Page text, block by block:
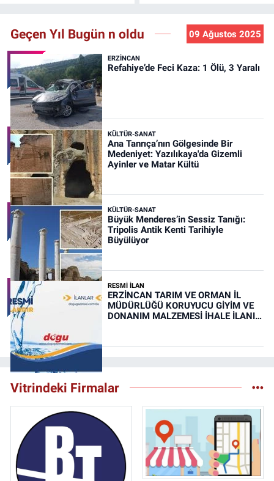
Geçen Yıl Bugün n oldu 09 Ağustos 2025
ERZINCAN
Refahiye’de Feci Kaza: 1 Ölü, 3 Yaralı
KÜLTÜR-SANAT
Ana Tanrıça’nın Gölgesinde Bir
Medeniyet: Yazılıkaya'da Gizemli
Ayinler ve Matar Kültü
KÜLTÜR-SANAT
Büyük Menderes’in Sessiz Tanığı:
Tripolis Antik Kenti Tarihiyle
Büyülüyor
RESMİ İLAN
ERZİNCAN TARIM VE ORMAN İL
MÜDÜRLÜĞÜ KORUYUCU GİYİM VE
DONANIM MALZEMESİ İHALE İLANI
Vitrindeki Firmalar